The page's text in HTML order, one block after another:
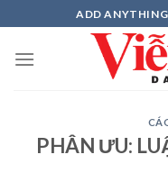
to
content
ADD ANYTHING
PHÂN ƯU: